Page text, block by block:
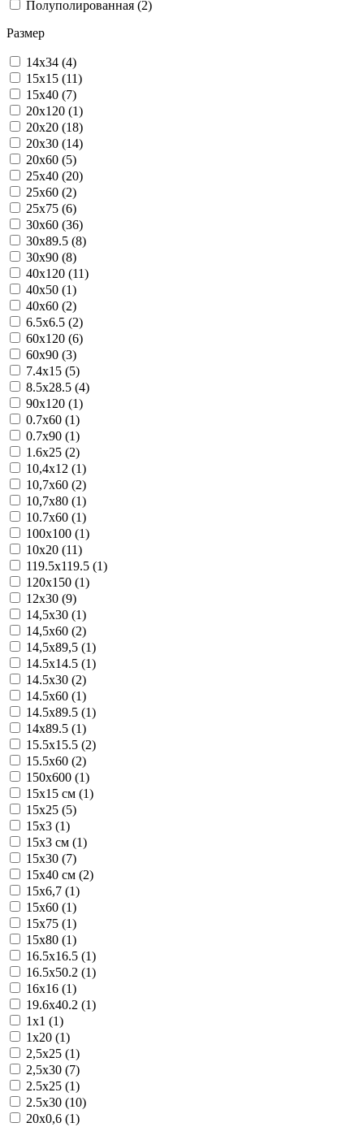
Полуполированная (2)
Размер
14x34 (4)
15x15 (11)
15x40 (7)
20x120 (1)
20x20 (18)
20x30 (14)
20x60 (5)
25x40 (20)
25x60 (2)
25x75 (6)
30x60 (36)
30x89.5 (8)
30x90 (8)
40x120 (11)
40x50 (1)
40x60 (2)
6.5x6.5 (2)
60x120 (6)
60x90 (3)
7.4x15 (5)
8.5x28.5 (4)
90x120 (1)
0.7x60 (1)
0.7x90 (1)
1.6x25 (2)
10,4x12 (1)
10,7x60 (2)
10,7x80 (1)
10.7x60 (1)
100x100 (1)
10x20 (11)
119.5x119.5 (1)
120x150 (1)
12x30 (9)
14,5x30 (1)
14,5x60 (2)
14,5x89,5 (1)
14.5x14.5 (1)
14.5x30 (2)
14.5x60 (1)
14.5x89.5 (1)
14x89.5 (1)
15.5x15.5 (2)
15.5x60 (2)
150x600 (1)
15x15 см (1)
15x25 (5)
15x3 (1)
15x3 см (1)
15x30 (7)
15x40 см (2)
15x6,7 (1)
15x60 (1)
15x75 (1)
15x80 (1)
16.5x16.5 (1)
16.5x50.2 (1)
16x16 (1)
19.6x40.2 (1)
1x1 (1)
1x20 (1)
2,5x25 (1)
2,5x30 (7)
2.5x25 (1)
2.5x30 (10)
20x0,6 (1)